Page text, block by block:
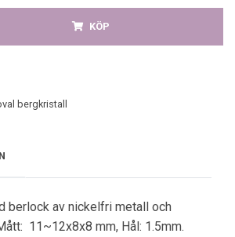
KÖP
bergkristall
berlock av nickelfri metall och
11~12x8x8 mm, Hål: 1.5mm.